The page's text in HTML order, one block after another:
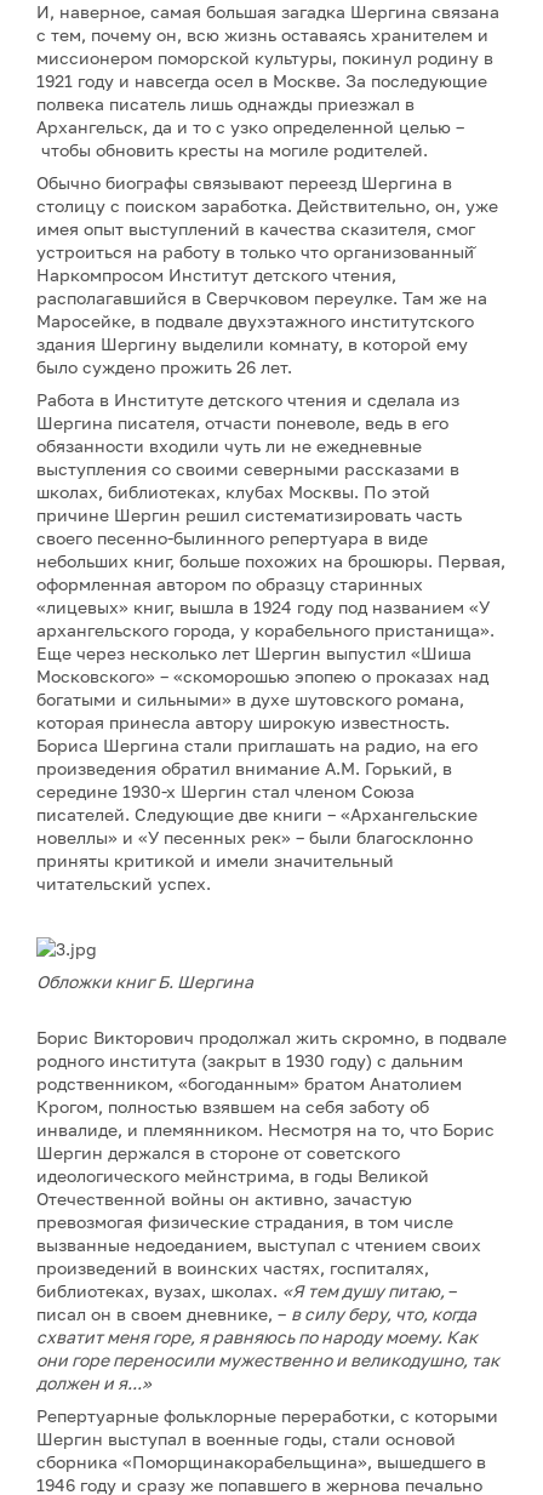
И, наверное, самая большая загадка Шергина связана
с тем, почему он, всю жизнь оставаясь хранителем и
миссионером поморской культуры, покинул родину в
1921 году и навсегда осел в Москве. За последующие
полвека писатель лишь однажды приезжал в
Архангельск, да и то с узко определенной целью –
чтобы обновить кресты на могиле родителей.
Обычно биографы связывают переезд Шергина в
столицу с поиском заработка. Действительно, он, уже
имея опыт выступлений в качества сказителя, смог
устроиться на работу в только что организованный̆
Наркомпросом Институт детского чтения,
располагавшийся в Сверчковом переулке. Там же на
Маросейке, в подвале двухэтажного институтского
здания Шергину выделили комнату, в которой ему
было суждено прожить 26 лет.
Работа в Институте детского чтения и сделала из
Шергина писателя, отчасти поневоле, ведь в его
обязанности входили чуть ли не ежедневные
выступления со своими северными рассказами в
школах, библиотеках, клубах Москвы. По этой
причине Шергин решил систематизировать часть
своего песенно-былинного репертуара в виде
небольших книг, больше похожих на брошюры. Первая,
оформленная автором по образцу старинных
«лицевых» книг, вышла в 1924 году под названием «У
архангельского города, у корабельного пристанища».
Еще через несколько лет Шергин выпустил «Шиша
Московского» – «скоморошью эпопею о проказах над
богатыми и сильными» в духе шутовского романа,
которая принесла автору широкую известность.
Бориса Шергина стали приглашать на радио, на его
произведения обратил внимание А.М. Горький, в
середине 1930-х Шергин стал членом Союза
писателей. Следующие две книги – «Архангельские
новеллы» и «У песенных рек» – были благосклонно
приняты критикой и имели значительный
читательский успех.
Обложки книг Б. Шергина
Борис Викторович продолжал жить скромно, в подвале
родного института (закрыт в 1930 году) с дальним
родственником, «богоданным» братом Анатолием
Крогом, полностью взявшем на себя заботу об
инвалиде, и племянником. Несмотря на то, что Борис
Шергин держался в стороне от советского
идеологического мейнстрима, в годы Великой
Отечественной войны он активно, зачастую
превозмогая физические страдания, в том числе
вызванные недоеданием, выступал с чтением своих
произведений в воинских частях, госпиталях,
библиотеках, вузах, школах. «Я тем душу питаю, –
писал он в своем дневнике, – в силу беру, что, когда
схватит меня горе, я равняюсь по народу моему. Как
они горе переносили мужественно и великодушно, так
должен и я...»
Репертуарные фольклорные переработки, с которыми
Шергин выступал в военные годы, стали основой
сборника «Поморщина­корабельщина», вышедшего в
1946 году и сразу же попавшего в жернова печально